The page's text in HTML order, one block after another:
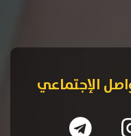
الإجتماعي